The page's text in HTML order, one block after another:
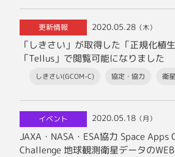
更新情報 2020.05.28 （木）
「しきさい」が取得した「正規化植
「Tellus」で閲覧可能になりました
しきさい(GCOM-C) 協定・協力 衛
イベント 2020.05.18 （月）
JAXA・NASA・ESA協力 Space Apps
Challenge 地球観測衛星データの